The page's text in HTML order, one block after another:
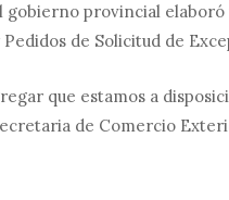
gobierno provincial elaboró
de Solicitud de
que estamos a
de Comercio